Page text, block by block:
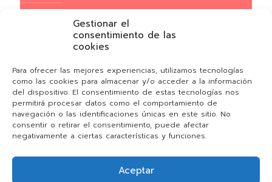
Gestionar el
consentimiento de las
cookies
Para ofrecer las mejores experiencias, utilizamos tecnologías
como las cookies para almacenar y/o acceder a la información
del dispositivo. El consentimiento de estas tecnologías nos
permitirá procesar datos como el comportamiento de
navegación o las identificaciones únicas en este sitio. No
consentir o retirar el consentimiento, puede afectar
negativamente a ciertas características y funciones.
Aceptar
Sin categoría
Tecnología
Terapia
Tratamiento
Traumatismos
Universidad